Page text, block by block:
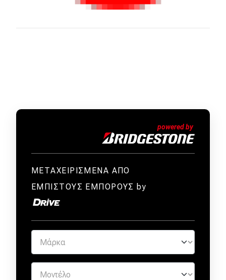
ΜΕΤΑΧΕΙΡΙΣΜΕΝΑ ΑΠΟ
ΕΜΠΙΣΤΟΥΣ ΕΜΠΟΡΟΥΣ by